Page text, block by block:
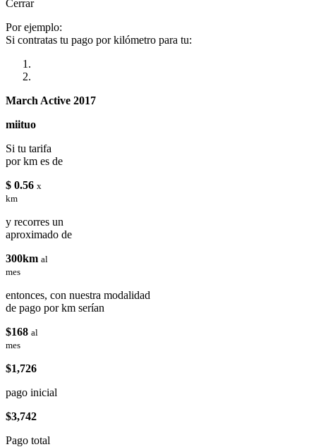
Cerrar
Por ejemplo:
Si contratas tu pago por kilómetro para tu:
March Active 2017
miituo
Si tu tarifa
por km es de
$ 0.56 x
km
y recorres un
aproximado de
300km al
mes
entonces, con nuestra modalidad
de pago por km serían
$168 al
mes
$1,726
pago inicial
$3,742
Pago total